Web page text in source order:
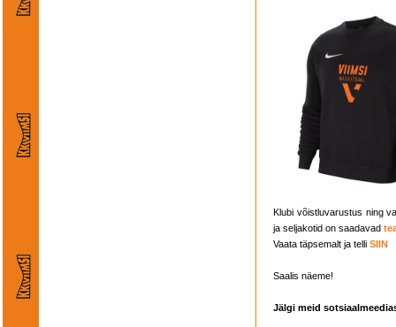
Klubi võistluvarustus ning
ja seljakotid on saadavad
Vaata täpsemalt ja telli SIIN
Saalis näeme!
Jälgi meid